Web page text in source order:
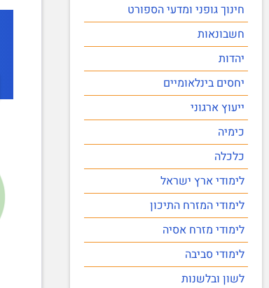
חינוך גופני ומדעי הספורט
חשבונאות
יהדות
יחסים בינלאומיים
ייעוץ ארגוני
כימיה
כלכלה
לימודי ארץ ישראל
לימודי המזרח התיכון
לימודי מזרח אסיה
לימודי סביבה
לשון ובלשנות